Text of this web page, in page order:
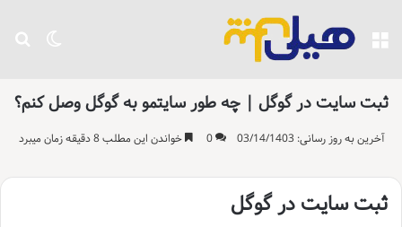
تغییر منو
ثبت سایت در گوگل | چه طور سایتمو به گوگل وصل کنم؟
آخرین به روز رسانی: 03/14/1403 0 خواندن این مطلب 8 دقیقه زمان میبرد
ثبت سایت در گوگل